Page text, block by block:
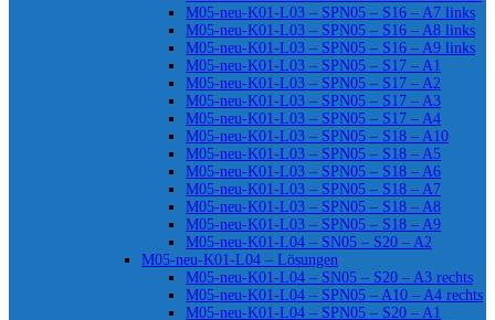
M05-neu-K01-L03 – SPN05 – S16 – A7 links
M05-neu-K01-L03 – SPN05 – S16 – A8 links
M05-neu-K01-L03 – SPN05 – S16 – A9 links
M05-neu-K01-L03 – SPN05 – S17 – A1
M05-neu-K01-L03 – SPN05 – S17 – A2
M05-neu-K01-L03 – SPN05 – S17 – A3
M05-neu-K01-L03 – SPN05 – S17 – A4
M05-neu-K01-L03 – SPN05 – S18 – A10
M05-neu-K01-L03 – SPN05 – S18 – A5
M05-neu-K01-L03 – SPN05 – S18 – A6
M05-neu-K01-L03 – SPN05 – S18 – A7
M05-neu-K01-L03 – SPN05 – S18 – A8
M05-neu-K01-L03 – SPN05 – S18 – A9
M05-neu-K01-L04 – SN05 – S20 – A2
M05-neu-K01-L04 – Lösungen
M05-neu-K01-L04 – SN05 – S20 – A3 rechts
M05-neu-K01-L04 – SPN05 – A10 – A4 rechts
M05-neu-K01-L04 – SPN05 – S20 – A1